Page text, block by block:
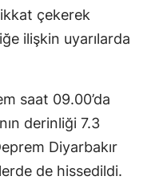
çekerek
ilişkin uyarılarda
saat 09.00’da
derinliği 7.3
Diyarbakır
de hissedildi.